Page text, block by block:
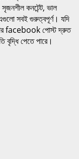
কনটেন্ট, ভাল
এগুলো সবই গুরুত্বপূর্ণ। যদি
facebook পোস্ট দ্রুত
বৃদ্ধি পেতে পারে।